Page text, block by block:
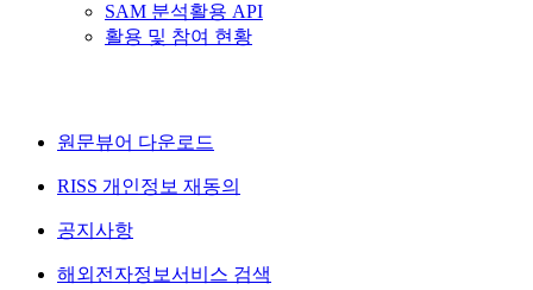
SAM 분석활용 API
활용 및 참여 현황
원문뷰어 다운로드
RISS 개인정보 재동의
공지사항
해외전자정보서비스 검색